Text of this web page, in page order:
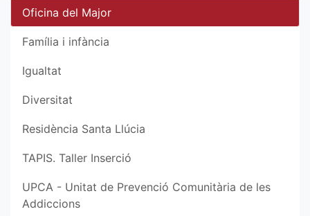
Oficina del Major
Família i infància
Igualtat
Diversitat
Residència Santa Llúcia
TAPIS. Taller Inserció
UPCA - Unitat de Prevenció Comunitària de les
Addiccions